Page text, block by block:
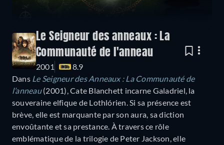
Le Seigneur des anneaux : La
Communauté de l'anneau
2001
8.9
Dans Le Seigneur des Anneaux : La Communauté de
l’anneau(2001), Cate Blanchett incarne Galadriel, la
souveraine elfique de Lothlórien. Si sa présence est
brève, elle est marquante par son aura, sa diction
envoûtante et sa prestance. À travers ce rôle
emblématique de la trilogie de Peter Jackson, elle